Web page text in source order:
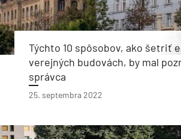
Týchto 10 spôsobov, ako šetriť
verejných budovách, by mal
správca
25. septembra 2022